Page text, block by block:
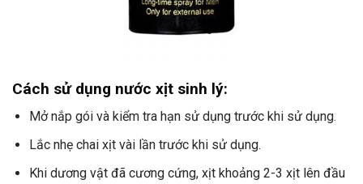
Cách sử dụng nước xịt sinh lý:
Mở nắp gói và kiểm tra hạn sử dụng trước khi sử dụng.
Lắc nhẹ chai xịt vài lần trước khi sử dụng.
Khi dương vật đã cương cứng, xịt khoảng 2-3 xịt lên đầu